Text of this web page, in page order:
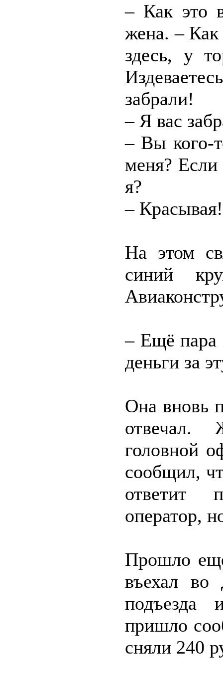
– Как это
жена. – Как
здесь, у
забрали!
– Я вас
– Вы кого-
меня? Если
я?
–
На этом
синий
– Ещё пара
деньги за
Она вновь
отвечал.
головной
сообщил,
ответит
оператор,
Прошло
въехал во
пришло
сняли 240